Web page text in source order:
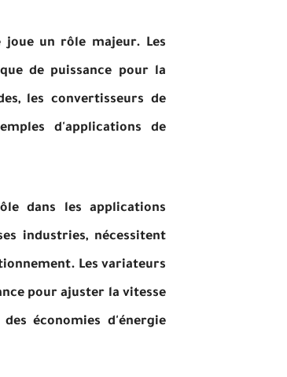
joue un rôle majeur. Les
de puissance pour la
les convertisseurs de
d'applications de
dans les applications
industries, nécessitent
Les variateurs
pour ajuster la vitesse
économies d'énergie